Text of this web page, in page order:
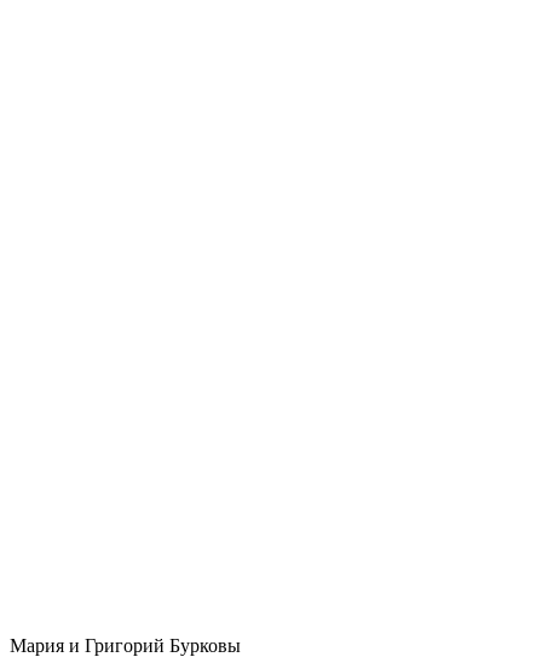
Мария и Григорий Бурковы